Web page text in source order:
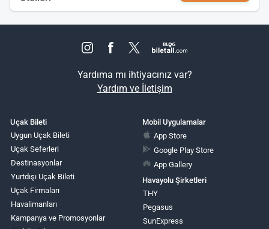
Yardıma mı ihtiyacınız var?
Yardım ve İletişim
Uçak Bileti
Uygun Uçak Bileti
Uçak Seferleri
Destinasyonlar
Yurtdışı Uçak Bileti
Uçak Firmaları
Havalimanları
Kampanya ve Promosyonlar
Mobil Uygulamalar
App Store
Google Play Store
App Gallery
Havayolu Şirketleri
THY
Pegasus
SunExpress